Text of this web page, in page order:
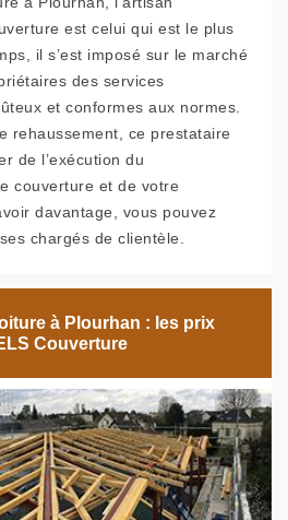
est celui qui est le plus
il s’est imposé sur le marché
des services
et conformes aux normes.
rehaussement, ce prestataire
de l’exécution du
couverture et de votre
davantage, vous pouvez
chargés de clientèle.
à Plourhan : les prix
Couverture